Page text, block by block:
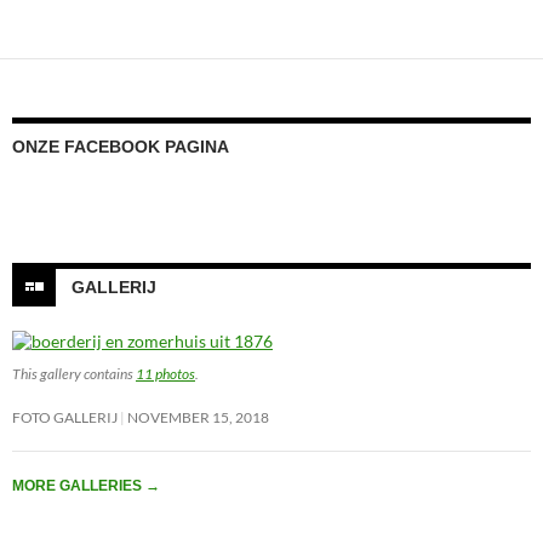
ONZE FACEBOOK PAGINA
GALLERIJ
This gallery contains 11 photos
FOTO GALLERIJ NOVEMBER 15, 2018
MORE GALLERIES →